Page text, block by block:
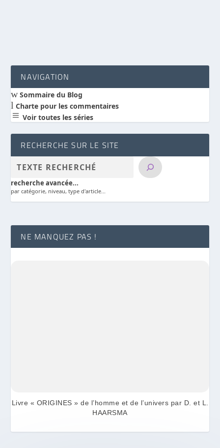
NAVIGATION
wSommaire du Blog
l Charte pour les commentaires
a Voir toutes les séries
RECHERCHE SUR LE SITE
recherche avancée...
par catégorie, niveau, type d'article...
NE MANQUEZ PAS !
Livre « ORIGINES » de l’homme et de l’univers par D. et L.
HAARSMA